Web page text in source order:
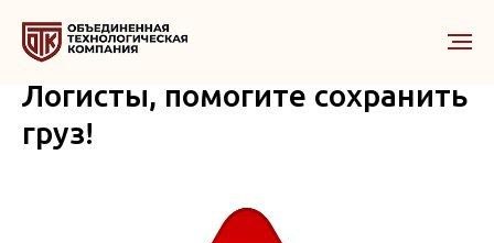
Логисты, помогите сохранить
груз!